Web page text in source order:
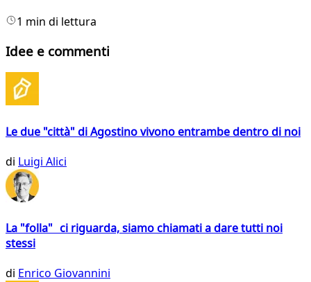
1 min di lettura
Idee e commenti
Le due "città" di Agostino vivono entrambe dentro di noi
di Luigi Alici
La "folla" ci riguarda, siamo chiamati a dare tutti noi
stessi
di Enrico Giovannini